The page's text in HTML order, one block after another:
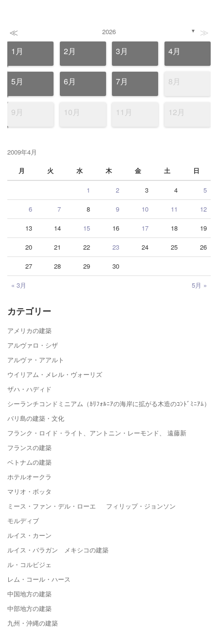
≪ 2026 ▼ ≫
1月 2月 3月 4月
5月 6月 7月 8月
9月 10月 11月 12月
2009年4月
月
火 水 木 金 土 日
« 3月 5月 »
1 2 3 4 5
6 7 8 9 10 11 12
13 14 15 16 17 18 19
20 21 22 23 24 25 26
27 28 29 30
カテゴリー
アメリカの建築
アルヴァロ・シザ
アルヴァ・アアルト
ウイリアム・メレル・ヴォーリズ
ザハ・ハディド
シーランチコンドミニアム（ｶﾘﾌｫﾙﾆｱの海岸に拡がる木造のｺﾝﾄﾞﾐﾆｱﾑ）
バリ島の建築・文化
フランク・ロイド・ライト、アントニン・レーモンド、 遠藤新
フランスの建築
ベトナムの建築
ホテルオークラ
マリオ・ボッタ
ミース・ファン・デル・ローエ フィリップ・ジョンソン
モルディブ
ルイス・カーン
ルイス・バラガン メキシコの建築
ル・コルビジェ
レム・コール・ハース
中国地方の建築
中部地方の建築
九州・沖縄の建築